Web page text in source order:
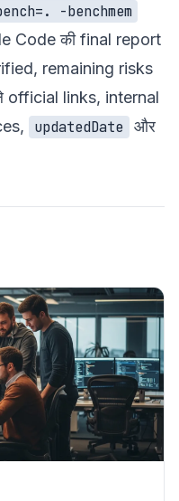
-benchmem
Code की final report
remaining risks
official links, internal
updatedDate
और